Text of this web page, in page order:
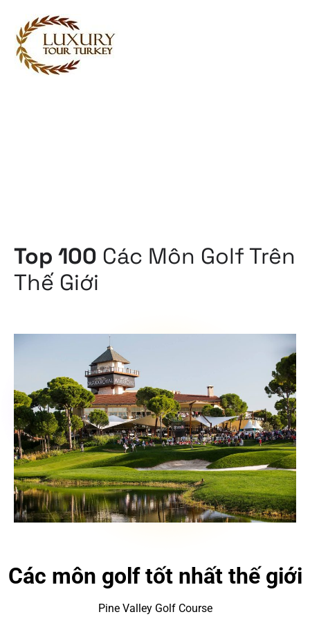
Top 100 Các Môn Golf Trên
Thế Giới
Các môn golf tốt nhất thế giới
Pine Valley Golf Course